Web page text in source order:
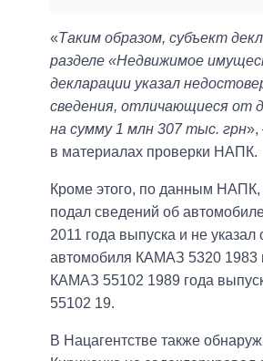
«Таким образом, субъект
разделе «Недвижимое
декларации указал
сведения, отличающиеся от
на сумму 1 млн 307 тыс. грн»,
в материалах проверки НАПК.
Кроме этого, по данным НАПК,
подал сведений об
2011 года выпуска и не указал
автомобиля КАМАЗ 5320 1983
КАМАЗ 55102 1989 года
55102 19.
В Нацагентстве также